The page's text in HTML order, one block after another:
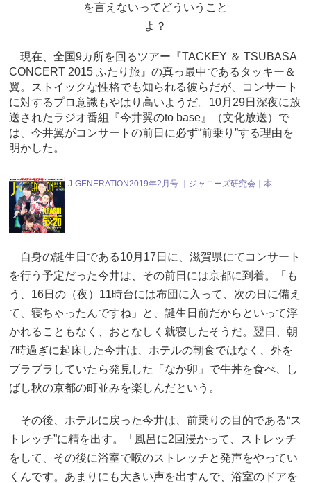
を言えないってどういうこと
よ？
現在、全国9カ所を回るツアー『TACKEY ＆ TSUBASA
CONCERT 2015 ふたり旅』の真っ最中であるタッキー＆
翼。ストイックな性格でも知られる彼らだが、コンサート
に対するプロ意識もやはり高いようだ。10月29日深夜に放
送されたラジオ番組『今井翼のto base』（文化放送）で
は、今井翼がコンサートの前日に必ず“前乗り”する理由を
明かした。
J-GENERATION2019年2月号 ｜ジャニーズ研究会｜本
自身の誕生日である10月17日に、滋賀県にてコンサート
を行う予定だった今井は、その前日には京都に到着。「も
う、16日の（夜）11時台には布団に入って、次の日に備え
て、寝ちゃったんですね」と、誕生日前だからといって浮
かれることもなく、おとなしく就寝したそうだ。翌日、朝
7時過ぎに起床した今井は、ホテルの朝食ではなく、外を
ブラブラしていたら発見した「なか卯」で牛丼を食べ、し
ばし秋の京都の町並みを楽しんだという。
その後、ホテルに戻った今井は、前乗りの目的である“ス
トレッチ”に精を出す。「風呂に2回浸かって、ストレッチ
をして、その後に浴室で喉のストレッチと発声をやってい
くんです。あまりにも大きい声を出すんで、浴室のドアを